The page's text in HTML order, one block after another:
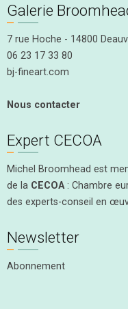
Galerie
7 rue Hoche - 14800
06 23 17 33 80
bj-fineart.com
Nous contacter
Expert CECOA
Michel Broomhead est
de la CECOA: Chambre
des experts-conseil en
Newsletter
Abonnement